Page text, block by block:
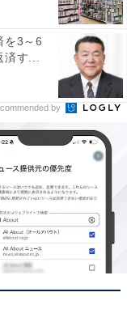
を3～6
済す...
by